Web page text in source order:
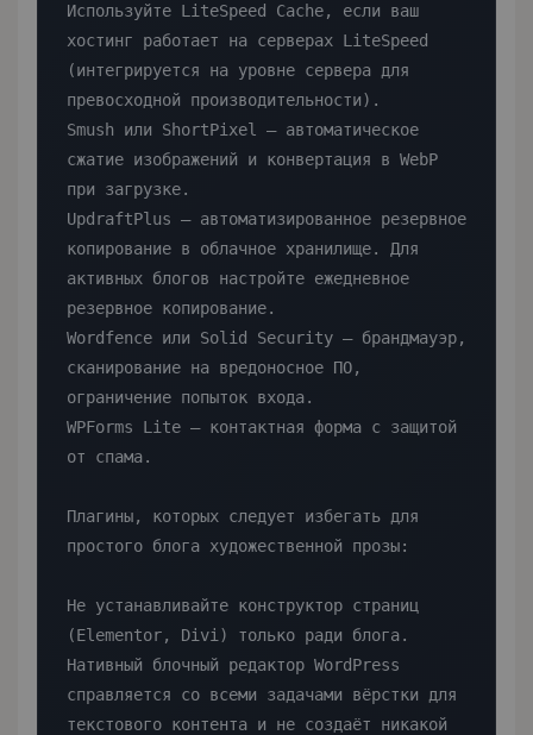
Используйте LiteSpeed Cache, если ваш
хостинг работает на серверах LiteSpeed
(интегрируется на уровне сервера для
превосходной производительности).
Smush или ShortPixel — автоматическое
сжатие изображений и конвертация в WebP
при загрузке.
UpdraftPlus — автоматизированное резервное
копирование в облачное хранилище. Для
активных блогов настройте ежедневное
резервное копирование.
Wordfence или Solid Security — брандмауэр,
сканирование на вредоносное ПО,
ограничение попыток входа.
WPForms Lite — контактная форма с защитой
от спама.
Плагины, которых следует избегать для
простого блога художественной прозы:
Не устанавливайте конструктор страниц
(Elementor, Divi) только ради блога.
Нативный блочный редактор WordPress
справляется со всеми задачами вёрстки для
текстового контента и не создаёт никакой